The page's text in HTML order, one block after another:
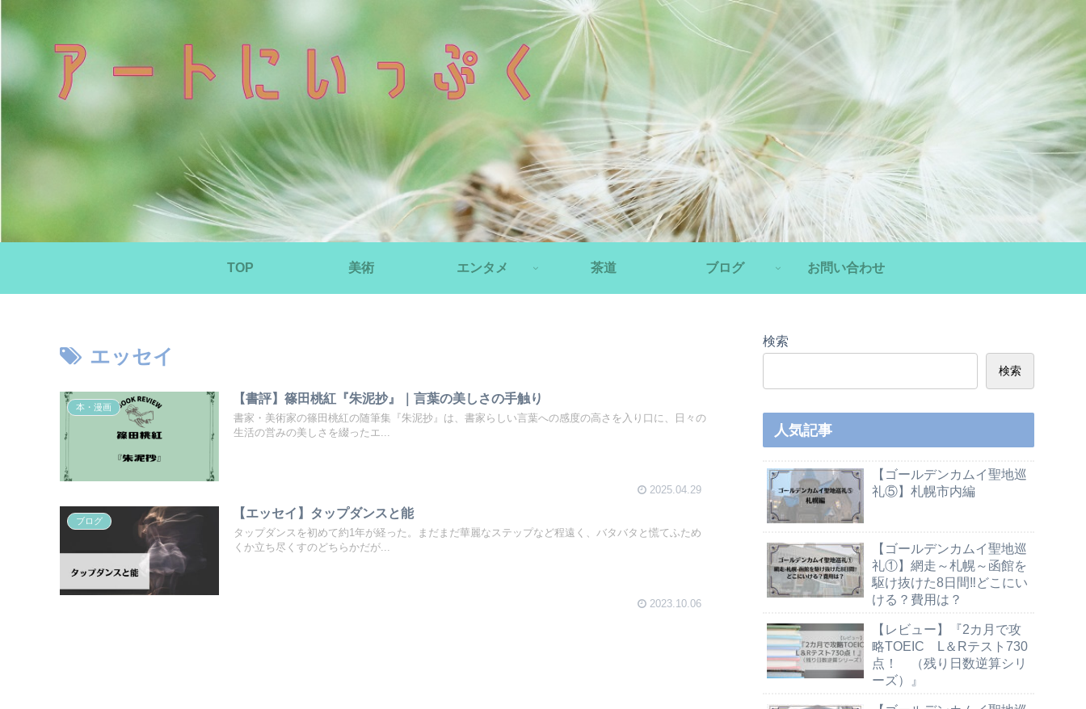
TOP 美術 エンタメ 茶道 ブログ お問い合わせ
エッセイ
本・漫画
【書評】篠田桃紅『朱泥抄』｜言葉の美しさの手触り
書家・美術家の篠田桃紅の随筆集『朱泥抄』は、書家らしい言葉への感度の高さを入り口に、日々の
生活の営みの美しさを綴ったエ...
2025.04.29
ブログ
【エッセイ】タップダンスと能
タップダンスを初めて約1年が経った。まだまだ華麗なステップなど程遠く、バタバタと慌てふため
くか立ち尽くすのどちらかだが...
2023.10.06
検索
検索
人気記事
【ゴールデンカムイ聖地巡
礼⑤】札幌市内編
【ゴールデンカムイ聖地巡
礼①】網走～札幌～函館を
駆け抜けた8日間‼どこにい
ける？費用は？
【レビュー】『2カ月で攻
略TOEIC L＆Rテスト730
点！ （残り日数逆算シリ
ーズ）』